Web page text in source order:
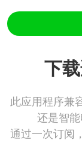
下
此应用程序兼
还是智
通过一次订阅